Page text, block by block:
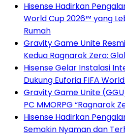
Hisense Hadirkan
World Cup 2026™ yang
Rumah
Gravity Game Unite
Kedua Ragnarok Zero:
Hisense Gelar Instalasi
Dukung Euforia FIFA
Gravity Game Unite
PC MMORPG “Ragnarok
Hisense Hadirkan
Semakin Nyaman dan